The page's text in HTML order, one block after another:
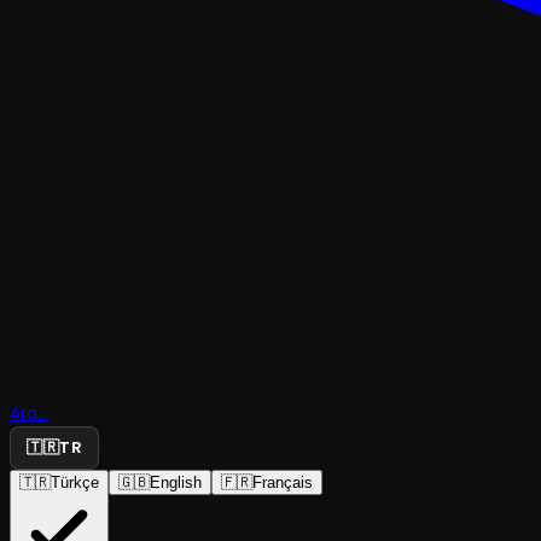
Ara...
🇹🇷TR
🇹🇷Türkçe 🇬🇧English 🇫🇷Français
Kız